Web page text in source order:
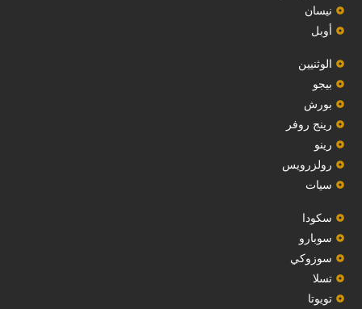
نيسان
أوبل
‏الوثنيين‏
بيجو
بورش
رينج روفر
رينو
رولزرويس
سيات
سكودا
‏سوبارو‏
سوزوكي
تسلا
تويوتا